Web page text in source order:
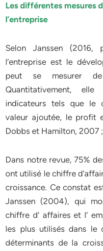
Les différentes mesures
l’entreprise
Selon Janssen
l’entreprise est le
peut se mesurer
Quantitativement,
indicateurs tels que le
valeur ajoutée, le profit
Dobbs et Hamilton, 2007
Dans notre revue, 75%
ont utilisé le chiffre
croissance. Ce constat
Janssen (2004), qui
chiffre d’ affaires et l’
les plus utilisés dans le
déterminants de la